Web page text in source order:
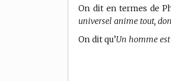
On dit entermes de
universel anime tout,
On dit qu’Un homme